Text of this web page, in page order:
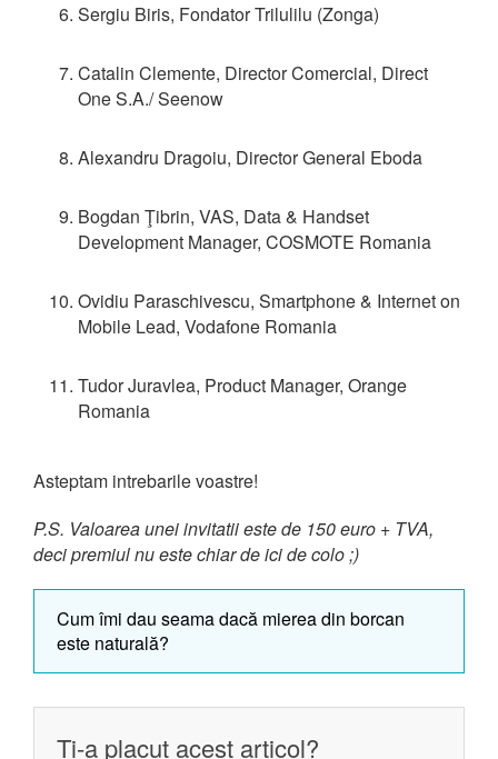
Sergiu Biris, Fondator Trilulilu (Zonga)
Catalin Clemente, Director Comercial, Direct
One S.A./ Seenow
Alexandru Dragoiu, Director General Eboda
Bogdan Ţibrin, VAS, Data & Handset
Development Manager, COSMOTE Romania
Ovidiu Paraschivescu, Smartphone & Internet on
Mobile Lead, Vodafone Romania
Tudor Juravlea, Product Manager, Orange
Romania
Asteptam intrebarile voastre!
P.S. Valoarea unei invitatii este de 150 euro + TVA,
deci premiul nu este chiar de ici de colo ;)
Cum îmi dau seama dacă mierea din borcan
este naturală?
Ti-a placut acest articol?